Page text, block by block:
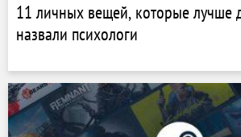
11 личных вещей, которые лучше
назвали психологи